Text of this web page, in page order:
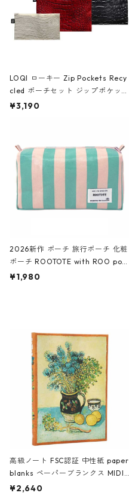
LOQI ローキー Zip Pockets Recy
cled ポーチセット ジップポケット
ファスナーポーチ 撥水加工 トラベ
ーガンディー、オフホワイト
¥3,190
2026新作 ポーチ 旅行ポーチ 化粧
ポーチ ROOTOTE with ROO pou
ch 3532 ルートート WR.ポーチ.ラ
¥1,980
高級ノート FSC認証 中性紙 paper
blanks ペーパーブランクス MIDI
ハードカバー 罫線 ヴァン・ゴッホ
¥2,640